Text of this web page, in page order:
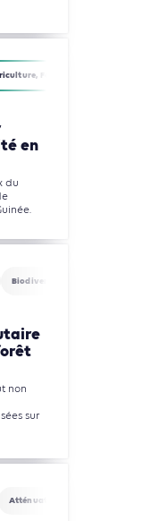
Foresterie et Usages
en
du
Biodiversité
non
sur
Atténuation